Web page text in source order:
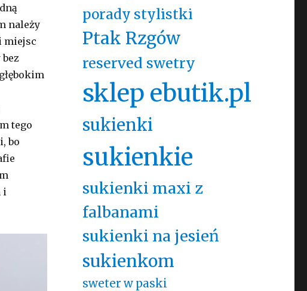
należy
miejsc
tego
bo
i
porady stylistki
Ptak Rzgów
reserved swetry
sklep ebutik.pl
sukienki
sukienkie
sukienki maxi z
falbanami
sukienki na jesień
sukienkom
sweter w paski